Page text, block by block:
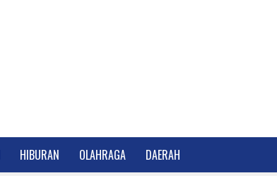
HIBURAN OLAHRAGA DAERAH